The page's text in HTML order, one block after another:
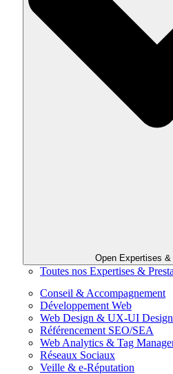
Open Expertises
Toutes nos Expertises &
Conseil & Accompagnement
Développement Web
Web Design & UX-UI Design
Référencement SEO/SEA
Web Analytics & Tag
Réseaux Sociaux
Veille & e-Réputation